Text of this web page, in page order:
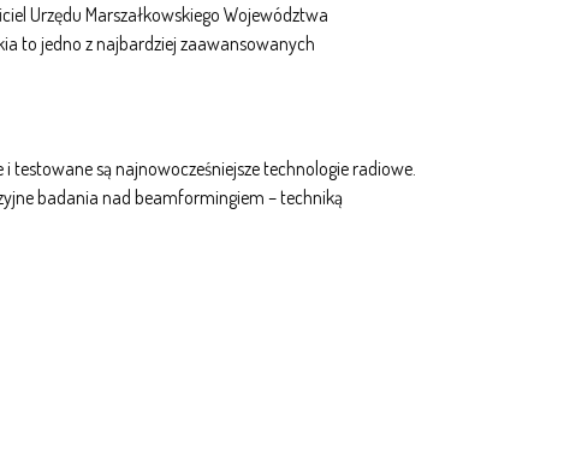
Urzędu Marszałkowskiego Województwa
to jedno z najbardziej zaawansowanych
i testowane są najnowocześniejsze technologie radiowe.
badania nad beamformingiem – techniką